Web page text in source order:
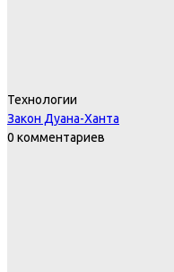
Технологии
Закон Дуана-Ханта
0 комментариев